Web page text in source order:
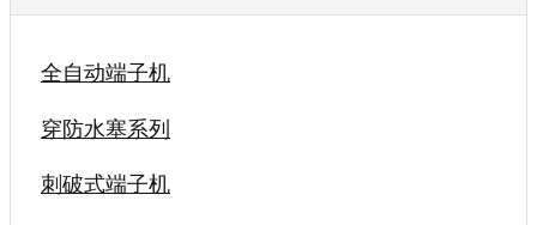
全自动端子机
穿防水塞系列
刺破式端子机